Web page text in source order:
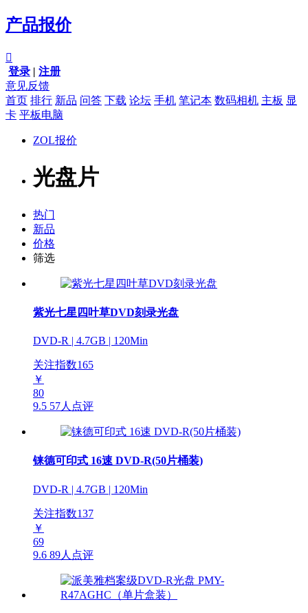
产品报价

登录 | 注册
意见反馈
首页 排行 新品 问答 下载 论坛 手机 笔记本 数码相机 主板 显
卡 平板电脑
ZOL报价
光盘片
热门
新品
价格
筛选
紫光七星四叶草DVD刻录光盘
DVD-R | 4.7GB | 120Min
关注指数165
￥
80
9.5 57人点评
铼德可印式 16速 DVD-R(50片桶装)
DVD-R | 4.7GB | 120Min
关注指数137
￥
69
9.6 89人点评